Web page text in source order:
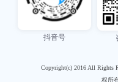
抖音号
Copyright(c) 2016 All Rights
权所